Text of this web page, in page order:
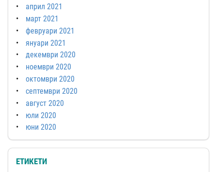
април 2021
март 2021
февруари 2021
януари 2021
декември 2020
ноември 2020
октомври 2020
септември 2020
август 2020
юли 2020
юни 2020
ЕТИКЕТИ